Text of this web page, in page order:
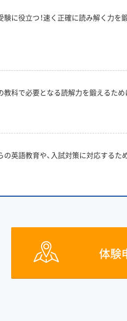
験に役立つ！速く正確に読み解く力を
教科で必要となる読解力を鍛えるため
の英語教育や、入試対策に対応するた
体験